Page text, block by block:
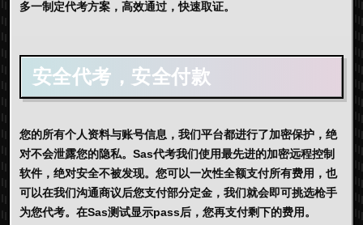
多一制定代考方案，高效通过，快速取证。
安全代考，安全付款
您的所有个人资料与账号信息，我们平台都进行了加密保护，绝
对不会泄露您的隐私。Sas代考我们使用最先进的加密远程控制
软件，绝对安全不被发现。您可以一次性全额支付所有费用，也
可以在我们沟通商议后您支付部分定金，我们就会即可挑选枪手
为您代考。在Sas测试显示pass后，您再支付剩下的费用。